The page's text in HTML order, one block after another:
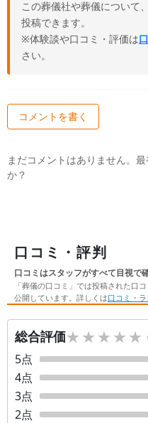
この葬儀社や葬儀について
投稿できます。
※体験談や口コミ・評価は
さい。
コメントを書く
まだコメントはありません。
か？
口コミ・評判
口コミはスタッフがすべて目視で
「葬儀の口コミ」では投稿された口
公開しています。詳しくは口コミ・
総合評価★★★★★
★★★★★
5点
4点
3点
2点